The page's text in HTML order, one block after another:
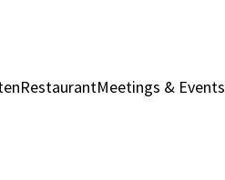
RestaurantMeetings & Events